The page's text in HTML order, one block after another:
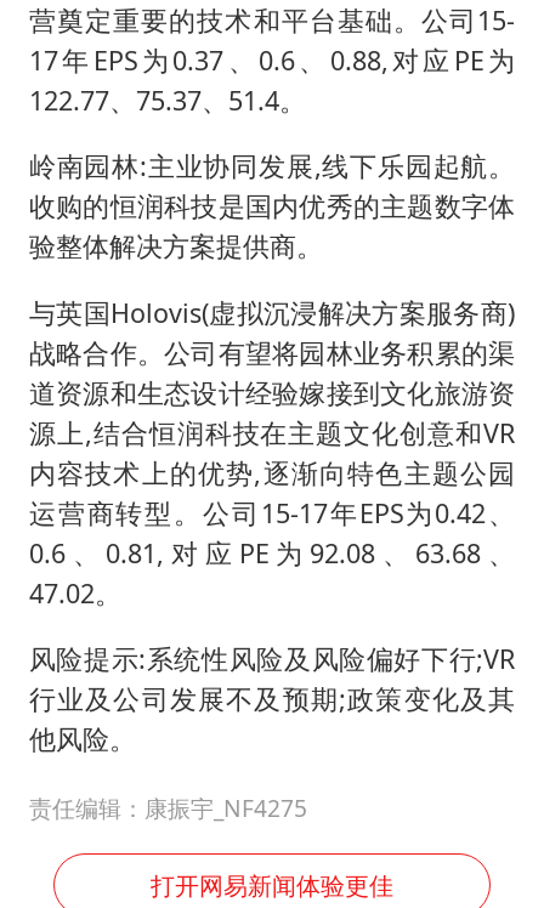
营奠定重要的技术和平台基础。公司15-
17年EPS为0.37、0.6、0.88,对应PE为
122.77、75.37、51.4。
岭南园林:主业协同发展,线下乐园起航。
收购的恒润科技是国内优秀的主题数字体
验整体解决方案提供商。
与英国Holovis(虚拟沉浸解决方案服务商)
战略合作。公司有望将园林业务积累的渠
道资源和生态设计经验嫁接到文化旅游资
源上,结合恒润科技在主题文化创意和VR
内容技术上的优势,逐渐向特色主题公园
运营商转型。公司15-17年EPS为0.42、
0.6、0.81,对应PE为92.08、63.68、
47.02。
风险提示:系统性风险及风险偏好下行;VR
行业及公司发展不及预期;政策变化及其
他风险。
责任编辑：康振宇_NF4275
打开网易新闻体验更佳